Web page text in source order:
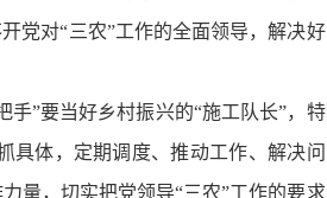
党对“三农”工作的全面领导，解决好
”要当好乡村振兴的“施工队长”，特
具体，定期调度、推动工作、解决问
量，切实把党领导“三农”工作的要求